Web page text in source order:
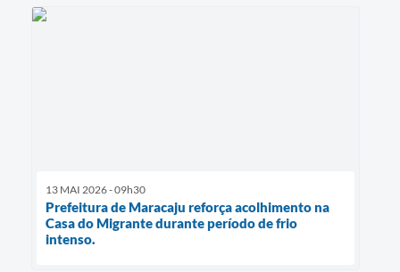
13 MAI 2026 - 09h30
Prefeitura de Maracaju reforça acolhimento na
Casa do Migrante durante período de frio
intenso.